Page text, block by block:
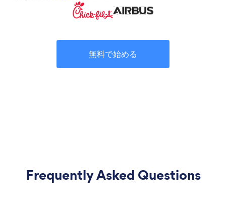
無料で始める
Frequently Asked Questions